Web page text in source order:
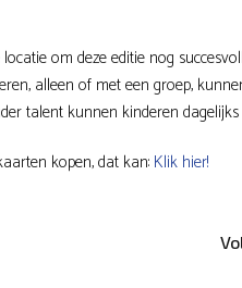
om deze editie nog
alleen of met een groep,
talent kunnen kinderen dagelijks
kopen, dat kan: Klik hier!